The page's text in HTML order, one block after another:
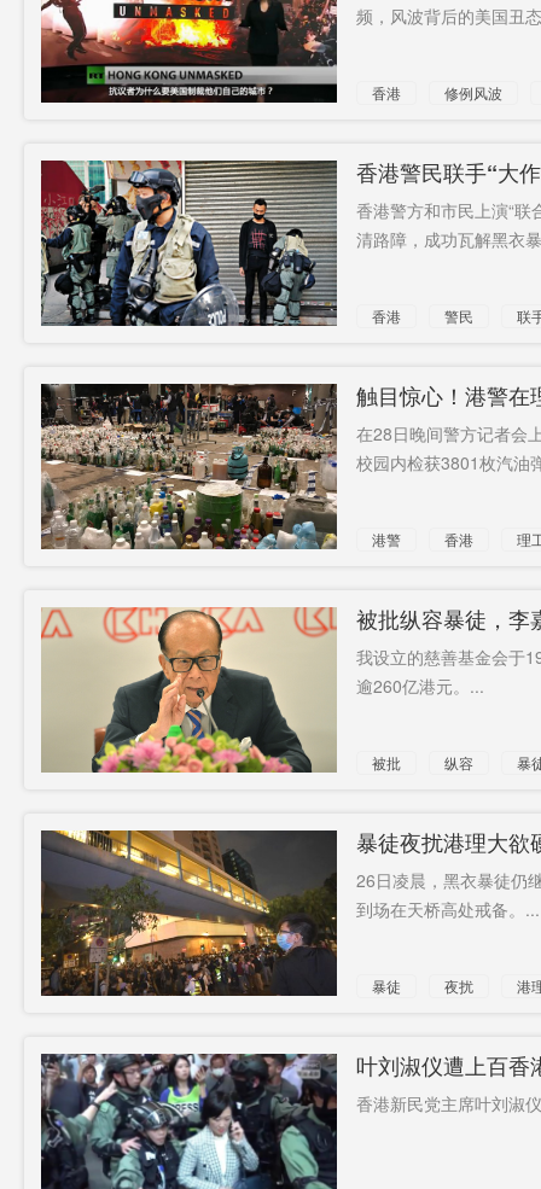
频，风波背后的美国丑
香港
修例风波
香港警民联手“大
香港警方和市民上演“联
清路障，成功瓦解黑衣
香港 警民
联
触目惊心！港警
在28日晚间警方记者会
校园内检获3801枚汽油
港警 香港
理
被批纵容暴徒，李
我设立的慈善基金会于
逾260亿港元。...
被批 纵容 暴
暴徒夜扰港理大欲
26日凌晨，黑衣暴徒仍
到场在天桥高处戒备。...
暴徒 夜扰
港
叶刘淑仪遭上百香
香港新民党主席叶刘淑